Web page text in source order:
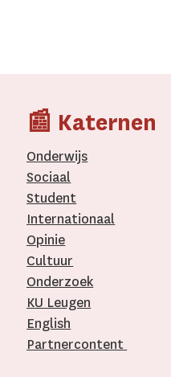
📰 Katernen
Onderwijs
Sociaal
Student
Internationaal­
Opinie
Cultuur
Onderzoek
KU Leugen
English
Partnercontent